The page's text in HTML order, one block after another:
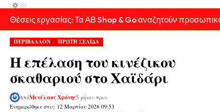
Θέσεις εργασίας: Τα ΑΒ Shop & Go αναζητούν
ΠΕΡΙΒΑΛΛΟΝ ΠΡΩΤΗ ΣΕΛΙΔΑ
Η επέλαση του κινέζικου
σκαθαριού στο Χαϊδάρι
Ενημερώθηκε στις: 12 Μαρτίου 2026 09:53
ΑπόΜενέλαος Χρόνης5 μήνες πριν